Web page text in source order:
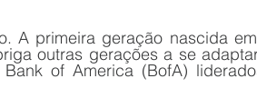
A primeira geração nascida
outras gerações a se
of America (BofA)